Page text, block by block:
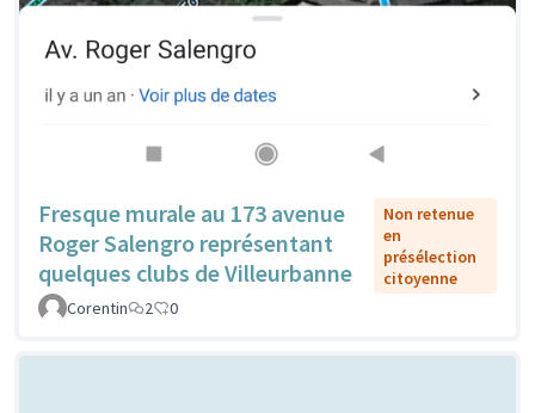
Fresque murale au 173 avenue
Roger Salengro représentant
quelques clubs de Villeurbanne
Non retenue
en
présélection
citoyenne
Corentin
2 0